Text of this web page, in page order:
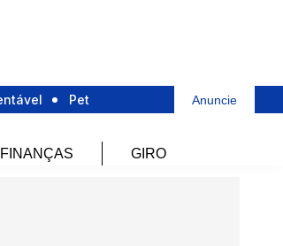
Pet Anuncie
FINANÇAS GIRO